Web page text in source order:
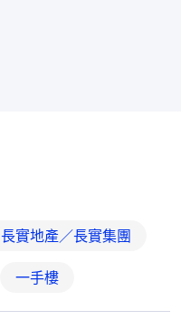
長實地產／長實集團
一手樓